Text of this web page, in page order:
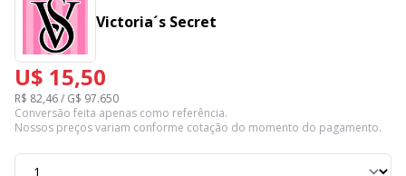
Victoria´s Secret
U$ 15,50
R$ 82,46 / G$ 97.650
Conversão feita apenas como referência.
Nossos preços variam conforme cotação do momento do pagamento.